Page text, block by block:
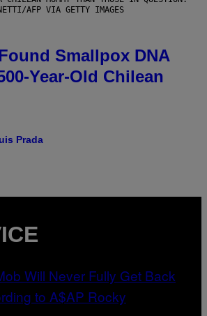
AFP VIA GETTY IMAGES
Smallpox DNA
Year-Old Chilean
Prada